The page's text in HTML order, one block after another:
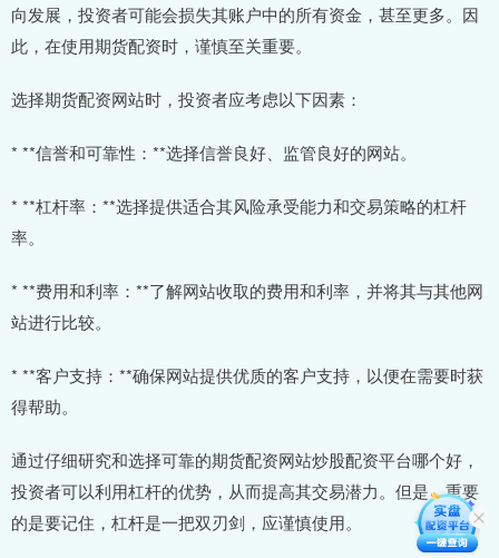
向发展，投资者可能会损失其账户中的所有资金，甚至更多。因
此，在使用期货配资时，谨慎至关重要。
选择期货配资网站时，投资者应考虑以下因素：
* **信誉和可靠性：**选择信誉良好、监管良好的网站。
* **杠杆率：**选择提供适合其风险承受能力和交易策略的杠杆
率。
* **费用和利率：**了解网站收取的费用和利率，并将其与其他网
站进行比较。
* **客户支持：**确保网站提供优质的客户支持，以便在需要时获
得帮助。
通过仔细研究和选择可靠的期货配资网站炒股配资平台哪个好，
投资者可以利用杠杆的优势，从而提高其交易潜力。但是，重要
的是要记住，杠杆是一把双刃剑，应谨慎使用。